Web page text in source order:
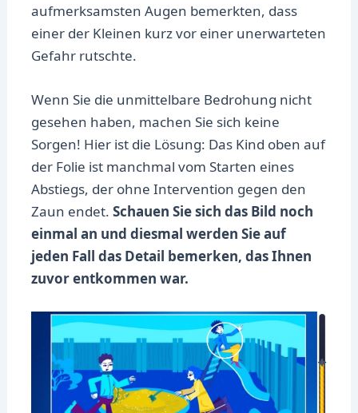
aufmerksamsten Augen bemerkten, dass
einer der Kleinen kurz vor einer unerwarteten
Gefahr rutschte.
Wenn Sie die unmittelbare Bedrohung nicht
gesehen haben, machen Sie sich keine
Sorgen! Hier ist die Lösung: Das Kind oben auf
der Folie ist manchmal vom Starten eines
Abstiegs, der ohne Intervention gegen den
Zaun endet. Schauen Sie sich das Bild noch
einmal an und diesmal werden Sie auf
jeden Fall das Detail bemerken, das Ihnen
zuvor entkommen war.